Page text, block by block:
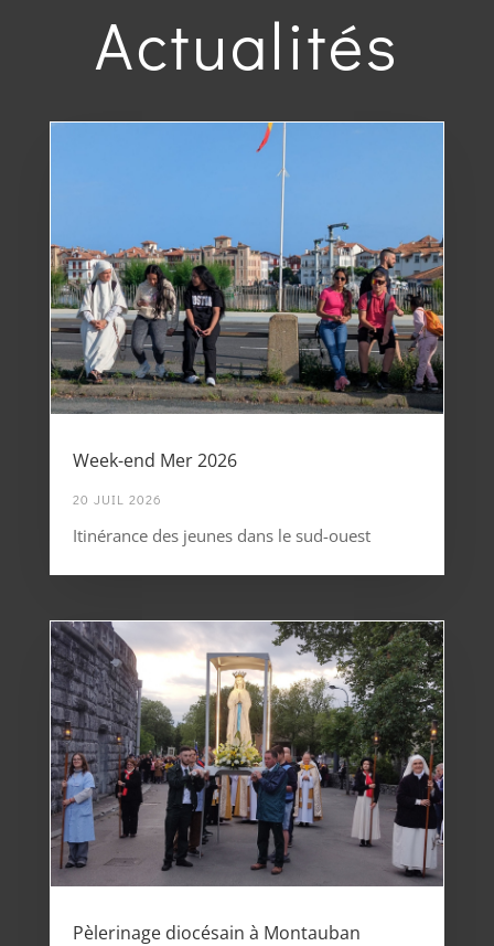
Actualités
Week-end Mer 2026
20 JUIL 2026
Itinérance des jeunes dans le sud-ouest
Pèlerinage diocésain à Montauban